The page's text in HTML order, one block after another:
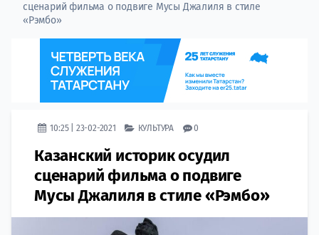
сценарий фильма о подвиге Мусы Джалиля в стиле
«Рэмбо»
10:25 | 23-02-2021 КУЛЬТУРА 0
Казанский историк осудил
сценарий фильма о подвиге
Мусы Джалиля в стиле «Рэмбо»